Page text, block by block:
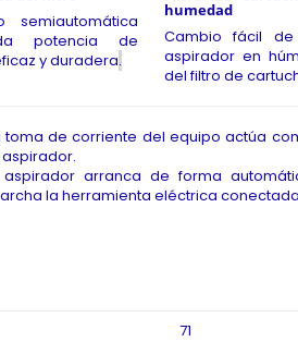
potencia de
y duradera.
humedad
Cambio fácil
aspirador en
del filtro de
toma de corriente del equipo actúa
aspirador arranca de forma
la herramienta eléctrica
71